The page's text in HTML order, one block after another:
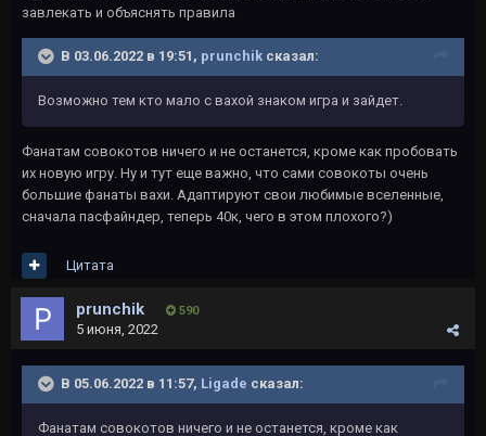
завлекать и объяснять правила
В 03.06.2022 в 19:51, prunchik сказал:
Возможно тем кто мало с вахой знаком игра и зайдет.
Фанатам совокотов ничего и не останется, кроме как пробовать
их новую игру. Ну и тут еще важно, что сами совокоты очень
большие фанаты вахи. Адаптируют свои любимые вселенные,
сначала пасфайндер, теперь 40к, чего в этом плохого?)
Цитата
prunchik 590
5 июня, 2022
В 05.06.2022 в 11:57, Ligade сказал:
Фанатам совокотов ничего и не останется, кроме как